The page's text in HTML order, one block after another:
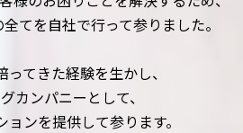
てを自社で行って参りました。
てきた経験を生かし、
カンパニーとして、
ンを提供して参ります。